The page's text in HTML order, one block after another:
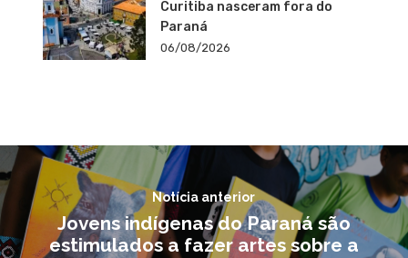
Curitiba nasceram fora do
Paraná
06/08/2026
Notícia anterior
Jovens indígenas do Paraná são
estimulados a fazer artes sobre a